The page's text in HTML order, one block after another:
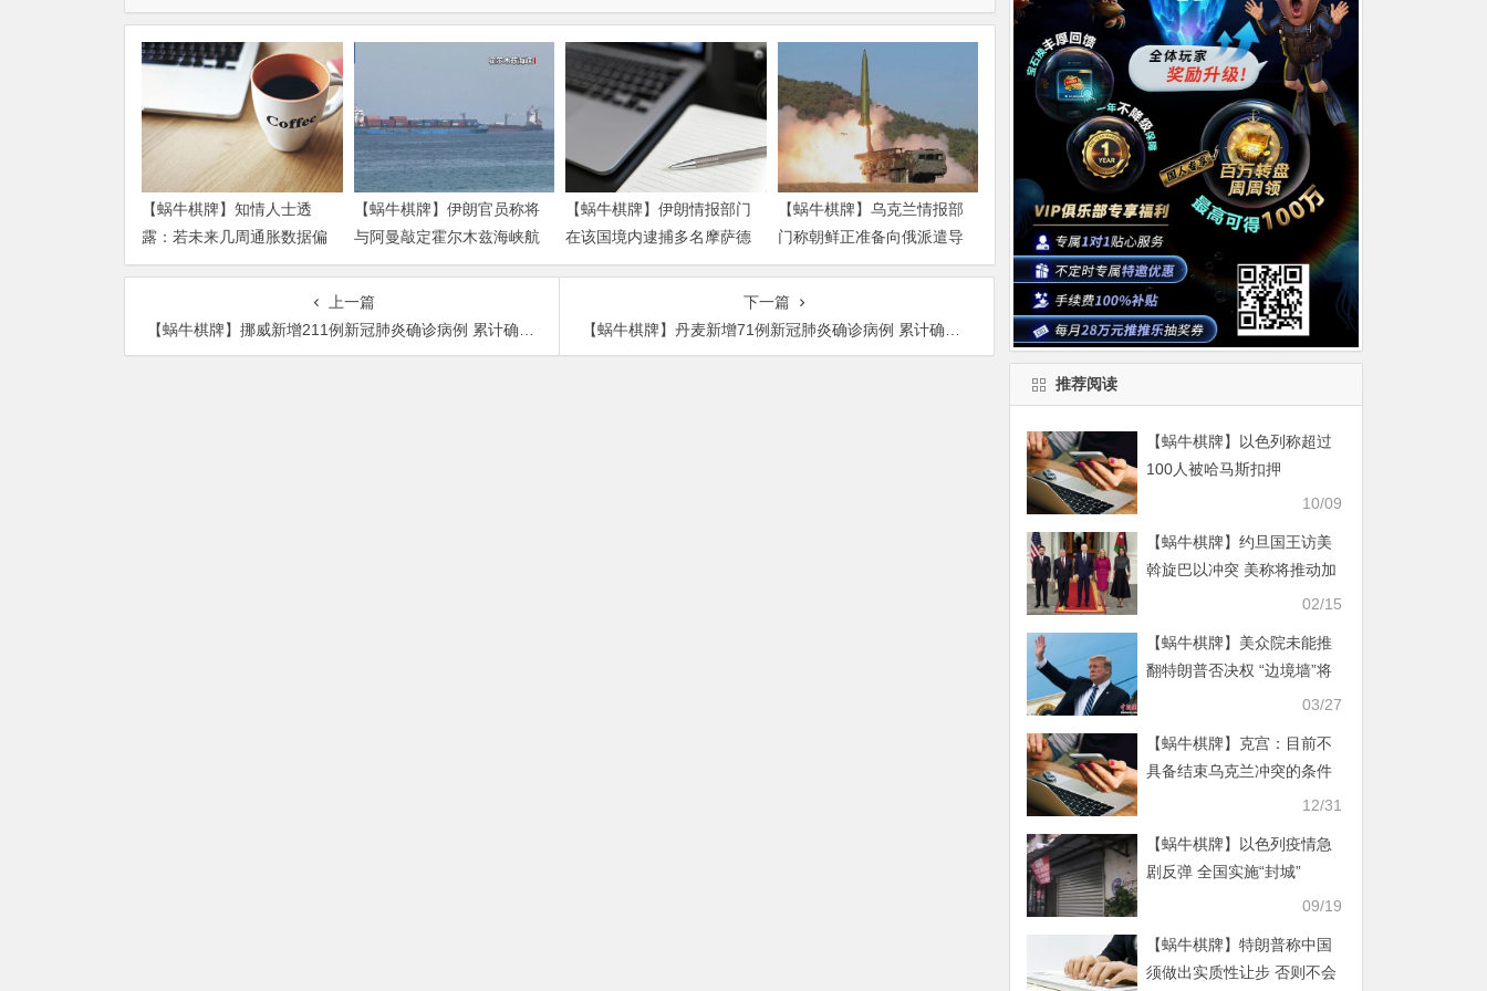
【蜗牛棋牌】知情人士透
露：若未来几周通胀数据偏
热 沃什准备好加息
【蜗牛棋牌】伊朗官员称将
与阿曼敲定霍尔木兹海峡航
运安排新协议
【蜗牛棋牌】伊朗情报部门
在该国境内逮捕多名摩萨德
特工
【蜗牛棋牌】乌克兰情报部
门称朝鲜正准备向俄派遣导
弹部队
上一篇
【蜗牛棋牌】挪威新增211例新冠肺炎确诊病例 累计确诊2150例
下一篇
【蜗牛棋牌】丹麦新增71例新冠肺炎确诊病例 累计确诊1326例
推荐阅读
【蜗牛棋牌】以色列称超过
100人被哈马斯扣押
10/09
【蜗牛棋牌】约旦国王访美
斡旋巴以冲突 美称将推动加
02/15
【蜗牛棋牌】美众院未能推
翻特朗普否决权 “边境墙”将
03/27
【蜗牛棋牌】克宫：目前不
具备结束乌克兰冲突的条件
12/31
【蜗牛棋牌】以色列疫情急
剧反弹 全国实施“封城”
09/19
【蜗牛棋牌】特朗普称中国
须做出实质性让步 否则不会